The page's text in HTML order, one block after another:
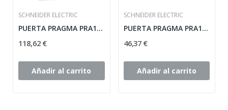
SCHNEIDER ELECTRIC
PUERTA PRAGMA PRA16524 SCHNEIDER 120 ELEMENTOS...
118,62 €
Añadir al carrito
SCHNEIDER ELECTRIC
PUERTA PRAGMA PRA16418 SCHNEIDER 72 ELEMENTOS...
46,37 €
Añadir al carrito